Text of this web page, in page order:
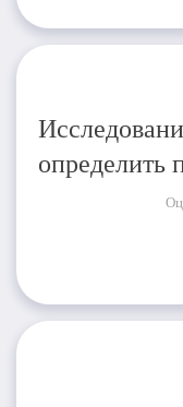
определить